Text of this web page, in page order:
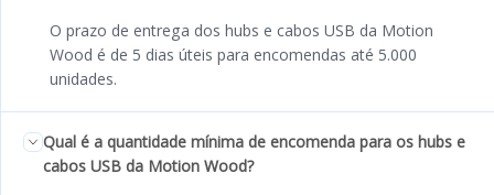
O prazo de entrega dos hubs e cabos USB da Motion
Wood é de 5 dias úteis para encomendas até 5.000
unidades.
Qual é a quantidade mínima de encomenda para os hubs e
cabos USB da Motion Wood?